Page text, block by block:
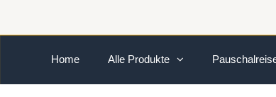
Home Alle Produkte